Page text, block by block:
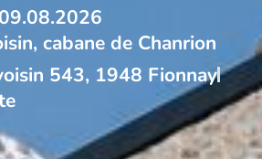
cabane de Chanrion
543, 1948 Fionnay